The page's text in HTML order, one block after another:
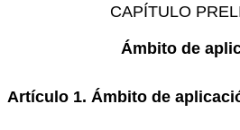
CAPÍTULO
Ámbito de
Artículo 1. Ámbito de